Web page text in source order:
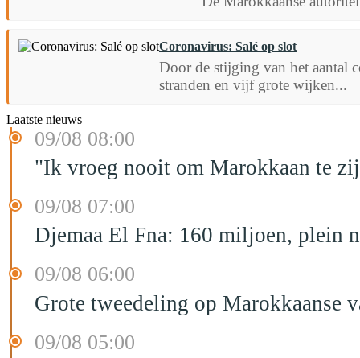
Coronavirus: Salé op slot
Door de stijging van het aantal
stranden en vijf grote wijken...
Laatste nieuws
09/08 08:00
"Ik vroeg nooit om Marokkaan te
09/08 07:00
Djemaa El Fna: 160 miljoen, plein
09/08 06:00
Grote tweedeling op Marokkaanse
09/08 05:00